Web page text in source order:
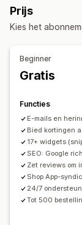
Pagina met
Hoogtepunten
Filteren
Rich
Verzoeken via e-
Formulieren
Importeren en
Syndicatie van
Aangepaste
Weergaveopties
Analytics
Prijs
Kies het
Beginner
Gratis
Functies
E-mails en
Bied kortingen
17+ widgets
SEO: Google
Zet reviews om
Shop App-
24/7
Tot 500